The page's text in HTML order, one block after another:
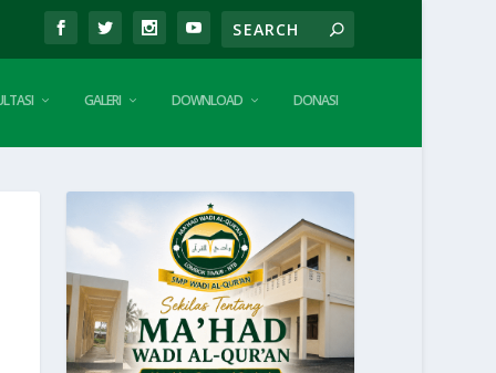
GALERI DOWNLOAD DONASI